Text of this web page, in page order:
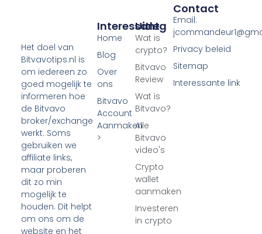
Het doel van
Bitvavotips.nl is
om iedereen zo
goed mogelijk te
informeren hoe
de Bitvavo
broker/exchange
werkt. Soms
gebruiken we
affiliate links,
maar proberen
dit zo min
mogelijk te
houden. Dit helpt
om ons om de
website en het
Uitleg
Wat is
crypto?
Bitvavo
Review
Wat is
Bitvavo?
Alle
Bitvavo
video's
Crypto
wallet
aanmaken
Investeren
in crypto
Interessant
Home
Blog
Over
ons
Bitvavo
Account
Aanmaken
>
Contact
Email:
Privacy beleid
Sitemap
Interessante link